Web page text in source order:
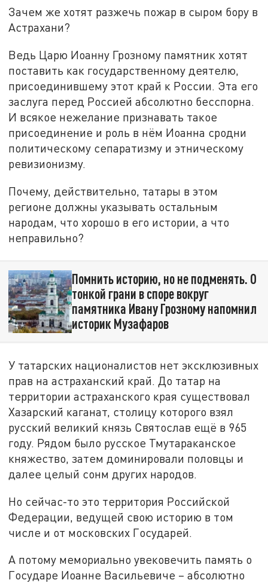
Зачем же хотят разжечь пожар в сыром бору в
Астрахани?
Ведь Царю Иоанну Грозному памятник хотят
поставить как государственному деятелю,
присоединившему этот край к России. Эта его
заслуга перед Россией абсолютно бесспорна.
И всякое нежелание признавать такое
присоединение и роль в нём Иоанна сродни
политическому сепаратизму и этническому
ревизионизму.
Почему, действительно, татары в этом
регионе должны указывать остальным
народам, что хорошо в его истории, а что
неправильно?
Помнить историю, но не подменять. О
тонкой грани в споре вокруг
памятника Ивану Грозному напомнил
историк Музафаров
У татарских националистов нет эксклюзивных
прав на астраханский край. До татар на
территории астраханского края существовал
Хазарский каганат, столицу которого взял
русский великий князь Святослав ещё в 965
году. Рядом было русское Тмутараканское
княжество, затем доминировали половцы и
далее целый сонм других народов.
Но сейчас-то это территория Российской
Федерации, ведущей свою историю в том
числе и от московских Государей.
А потому мемориально увековечить память о
Государе Иоанне Васильевиче – абсолютно